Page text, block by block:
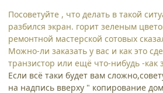
Посоветуйте , что делать в такой
разбился экран. горит зеленым
ремонтной мастерской сотовых
Можно-ли заказать у вас и как это
транзистор или ещё что-нибудь -как
Если всё таки будет вам
на надпись вверху " копирование